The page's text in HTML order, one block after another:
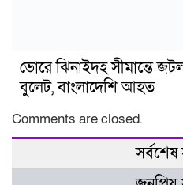
ভোরে ঝিনাইদহ সীমান্তে
বুলেট, বাংলাদেশি আহত
Comments are closed.
সর্বশেষ